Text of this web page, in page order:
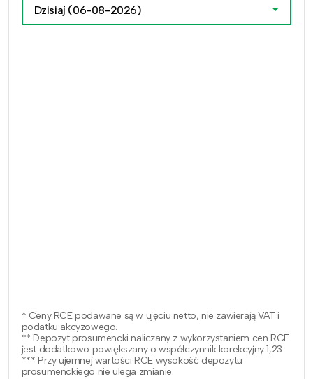
Dzisiaj (06-08-2026)
* Ceny RCE podawane są w ujęciu netto, nie zawierają VAT i
podatku akcyzowego.
** Depozyt prosumencki naliczany z wykorzystaniem cen RCE
jest dodatkowo powiększany o współczynnik korekcyjny 1,23.
*** Przy ujemnej wartości RCE wysokość depozytu
prosumenckiego nie ulega zmianie.